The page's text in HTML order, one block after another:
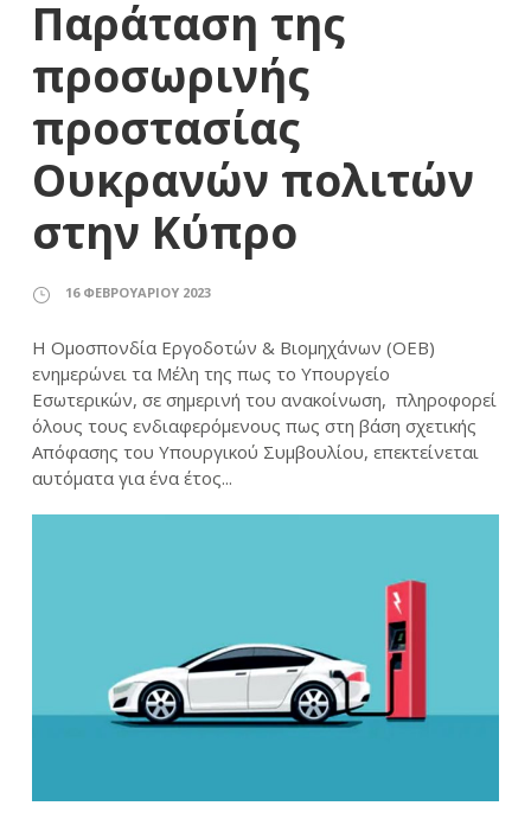
Παράταση της
προσωρινής
προστασίας
Ουκρανών πολιτών
στην Κύπρο
16 ΦΕΒΡΟΥΑΡΊΟΥ 2023
Η Ομοσπονδία Εργοδοτών & Βιομηχάνων (ΟΕΒ)
ενημερώνει τα Μέλη της πως το Υπουργείο
Εσωτερικών, σε σημερινή του ανακοίνωση, πληροφορεί
όλους τους ενδιαφερόμενους πως στη βάση σχετικής
Απόφασης του Υπουργικού Συμβουλίου, επεκτείνεται
αυτόματα για ένα έτος...